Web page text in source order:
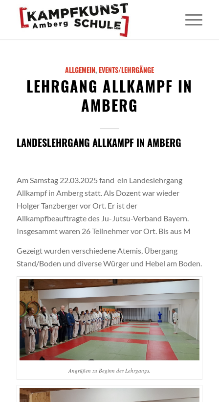
ALLGEMEIN,EVENTS/LEHRGÄNGE
LEHRGANG ALLKAMPF IN
AMBERG
LANDESLEHRGANG ALLKAMPF IN AMBERG
Am Samstag 22.03.2025 fand ein Landeslehrgang
Allkampf in Amberg statt. Als Dozent war wieder
Holger Tanzberger vor Ort. Er ist der
Allkampfbeauftragte des Ju-Jutsu-Verband Bayern.
Insgesammt waren 26 Teilnehmer vor Ort. Bis aus M
Gezeigt wurden verschiedene Atemis, Übergang
Stand/Boden und diverse Würger und Hebel am Boden.
Angrüßen zu Beginn des Lehrgangs.